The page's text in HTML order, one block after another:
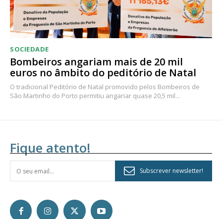
SOCIEDADE
Bombeiros angariam mais de 20 mil
euros no âmbito do peditório de Natal
O tradicional Peditório de Natal promovido pelos Bombeiros de
São Martinho do Porto permitiu angariar quase 20,5 mil...
Fique atento!
Subscrever newsletter!